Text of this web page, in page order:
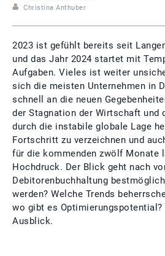
Christina Anthuber
2023 ist gefühlt bereits seit
und das Jahr 2024 startet mit
Aufgaben. Vieles ist weiter
sich die meisten Unternehmen in
schnell an die neuen
der Stagnation der Wirtschaft und
durch die instabile globale Lage
Fortschritt zu verzeichnen und
für die kommenden zwölf Monate
Hochdruck. Der Blick geht nach
Debitorenbuchhaltung
werden? Welche Trends
wo gibt es Optimierungspotential?
Ausblick.